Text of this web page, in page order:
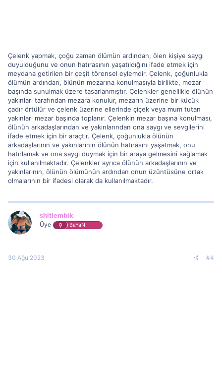
Çelenk yapmak, çoğu zaman ölümün ardından, ölen kişiye saygı
duyulduğunu ve onun hatırasının yaşatıldığını ifade etmek için
meydana getirilen bir çeşit törensel eylemdir. Çelenk, çoğunlukla
ölümün ardından, ölünün mezarına konulmasıyla birlikte, mezar
başında sunulmak üzere tasarlanmıştır. Çelenkler genellikle ölünün
yakınları tarafından mezara konulur, mezarın üzerine bir küçük
çadır örtülür ve çelenk üzerine ellerinde çiçek veya mum tutan
yakınları mezar başında toplanır. Çelenkin mezar başına konulması,
ölünün arkadaşlarından ve yakınlarından ona saygı ve sevgilerini
ifade etmek için bir araçtır. Çelenk, çoğunlukla ölünün
arkadaşlarının ve yakınlarının ölünün hatırasını yaşatmak, onu
hatırlamak ve ona saygı duymak için bir araya gelmesini sağlamak
için kullanılmaktadır. Çelenkler ayrıca ölünün arkadaşlarının ve
yakınlarının, ölünün ölümünün ardından onun üzüntüsüne ortak
olmalarının bir ifadesi olarak da kullanılmaktadır.
shitlembik
Üye BaYaN
30 Ağu 2023 #4